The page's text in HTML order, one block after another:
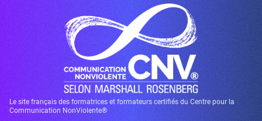
Le site français des formatrices et formateurs certifiés du Centre pour la
Communication NonViolente®